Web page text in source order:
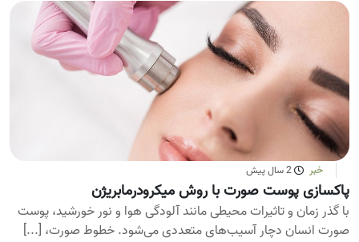
خبر 2 سال پیش
پاکسازی پوست صورت با روش میکرودرمابریژن
با گذر زمان و تاثیرات محیطی مانند آلودگی هوا و نور خورشید، پوست
صورت انسان دچار آسیب‌های متعددی می‌شود. خطوط صورت، [...]